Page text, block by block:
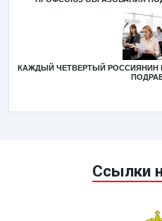
КАЖДЫЙ ЧЕТВЕРТЫЙ
Ссылки